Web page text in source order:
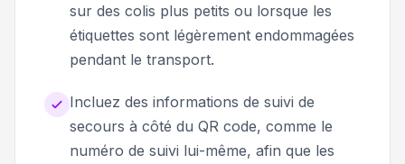
sur des colis plus petits ou lorsque les
étiquettes sont légèrement endommagées
pendant le transport.
Incluez des informations de suivi de
secours à côté du QR code, comme le
numéro de suivi lui-même, afin que les